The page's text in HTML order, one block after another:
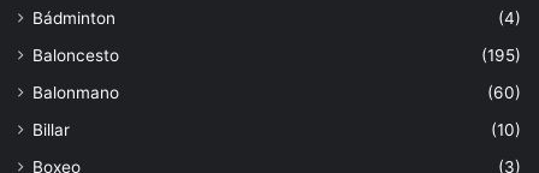
Bádminton
(4)
Baloncesto
(195)
Balonmano
(60)
Billar
(10)
Boxeo
(3)